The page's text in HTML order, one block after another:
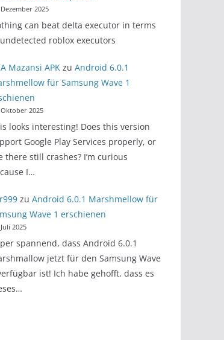
Dezember 2025
can beat delta executor in terms
roblox executors
Mazansi APKzu Android 6.0.1
für Samsung Wave 1
Oktober 2025
looks interesting! Does this version
Google Play Services properly, or
there still crashes? I’m curious
I…
zu Android 6.0.1 Marshmellow für
Wave 1 erschienen
2025
spannend, dass Android 6.0.1
jetzt für den Samsung Wave
ist! Ich habe gehofft, dass es